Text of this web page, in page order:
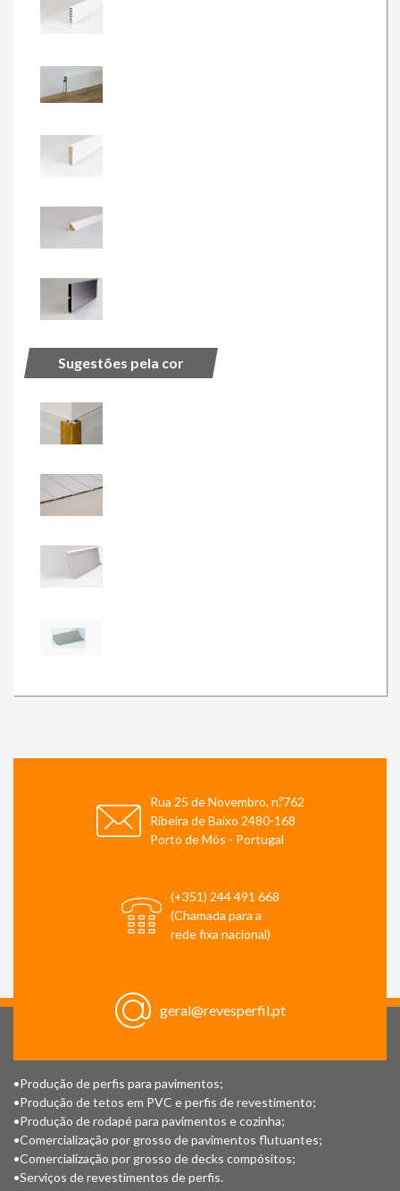
Sugestões pela cor
Rua 25 de Novembro, n.º762
Ribeira de Baixo 2480-168
Porto de Mós - Portugal
(+351) 244 491 668
(Chamada para a
rede fixa nacional)
geral@revesperfil.pt
•Produção de perfis para pavimentos;
•Produção de tetos em PVC e perfis de revestimento;
•Produção de rodapé para pavimentos e cozinha;
•Comercialização por grosso de pavimentos flutuantes;
•Comercialização por grosso de decks compósitos;
•Serviços de revestimentos de perfis.